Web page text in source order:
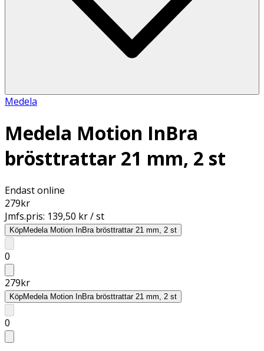
Medela
Medela Motion InBra
brösttrattar 21 mm, 2 st
Endast online
279kr
Jmfs.pris: 139,50 kr / st
KöpMedela Motion InBra brösttrattar 21 mm, 2 st
0
279kr
KöpMedela Motion InBra brösttrattar 21 mm, 2 st
0